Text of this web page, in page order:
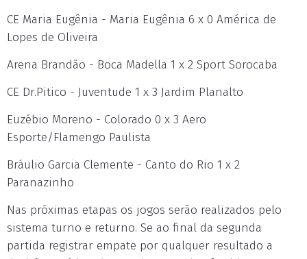
CE Maria Eugênia - Maria Eugênia 6 x 0 América de
Lopes de Oliveira
Arena Brandão - Boca Madella 1 x 2 Sport Sorocaba
CE Dr.Pitico - Juventude 1 x 3 Jardim Planalto
Euzébio Moreno - Colorado 0 x 3 Aero
Esporte/Flamengo Paulista
Bráulio Garcia Clemente - Canto do Rio 1 x 2
Paranazinho
Nas próximas etapas os jogos serão realizados pelo
sistema turno e returno. Se ao final da segunda
partida registrar empate por qualquer resultado a